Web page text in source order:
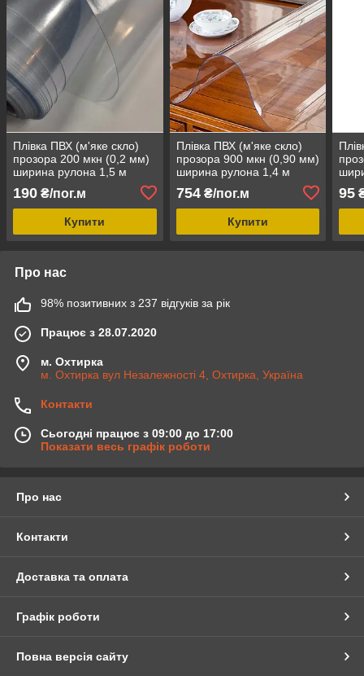
Плівка ПВХ (м'яке скло)
прозора 200 мкн (0,2 мм)
ширина рулона 1,5 м
190 ₴/пог.м
Купити
Плівка ПВХ (м'яке скло)
прозора 900 мкн (0,90 мм)
ширина рулона 1,4 м
754₴/пог.м
Купити
95
Про нас
98% позитивних з 237 відгуків за рік
Працює з 28.07.2020
м. Охтирка
м. Охтирка вул Незалежності 4, Охтирка, Україна
Контакти
Сьогодні працює з 09:00 до 17:00
Показати весь графік роботи
Про нас
Контакти
Доставка та оплата
Графік роботи
Повна версія сайту